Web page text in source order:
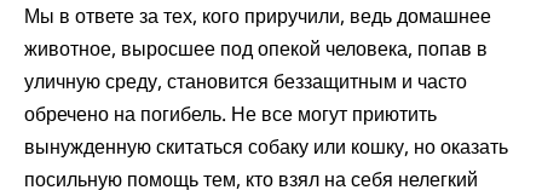
Мы в ответе за тех, кого приручили, ведь домашнее
животное, выросшее под опекой человека, попав в
уличную среду, становится беззащитным и часто
обречено на погибель. Не все могут приютить
вынужденную скитаться собаку или кошку, но оказать
посильную помощь тем, кто взял на себя нелегкий